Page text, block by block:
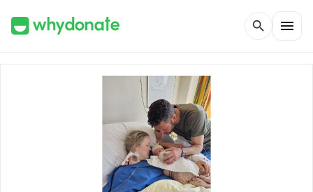
search menu